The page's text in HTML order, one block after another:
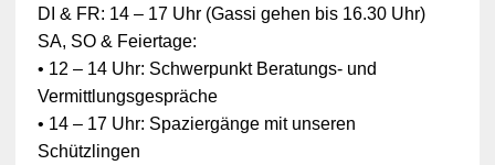
DI & FR: 14 – 17 Uhr (Gassi gehen bis 16.30 Uhr)
SA, SO & Feiertage:
• 12 – 14 Uhr: Schwerpunkt Beratungs- und
Vermittlungsgespräche
• 14 – 17 Uhr: Spaziergänge mit unseren
Schützlingen